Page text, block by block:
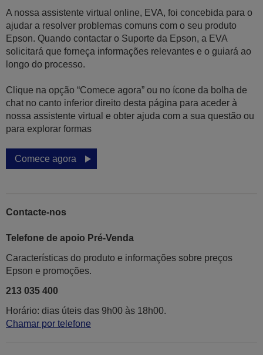
A nossa assistente virtual online, EVA, foi concebida para o
ajudar a resolver problemas comuns com o seu produto
Epson. Quando contactar o Suporte da Epson, a EVA
solicitará que forneça informações relevantes e o guiará ao
longo do processo.
Clique na opção “Comece agora” ou no ícone da bolha de
chat no canto inferior direito desta página para aceder à
nossa assistente virtual e obter ajuda com a sua questão ou
para explorar formas
Comece agora
Contacte-nos
Telefone de apoio Pré-Venda
Características do produto e informações sobre preços
Epson e promoções.
213 035 400
Horário: dias úteis das 9h00 às 18h00.
Chamar por telefone